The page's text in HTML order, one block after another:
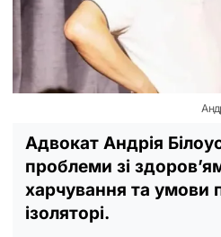
Адвокат Андрія
проблеми зі
харчування та умови
ізоляторі.